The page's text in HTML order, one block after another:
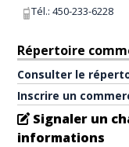
Tél.:450-233-6228
Répertoire
Consulter le
Inscrire un
Signaler un
informations